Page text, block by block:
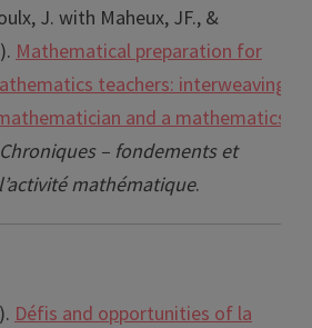
J. with Maheux, JF., &
Mathematical preparation for
teachers: interweaving
and a mathematics
Chroniques – fondements et
mathématique.
Défis and opportunities of la